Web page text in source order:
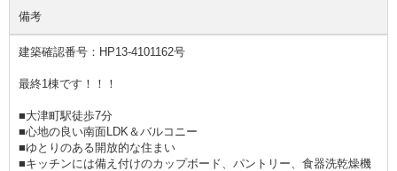
備考
建築確認番号：HP13-4101162号
最終1棟です！！！
■大津町駅徒歩7分
■心地の良い南面LDK＆バルコニー
■ゆとりのある開放的な住まい
■キッチンには備え付けのカップボード、パントリー、食器洗乾燥機